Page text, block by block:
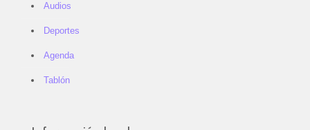
Audios
Deportes
Agenda
Tablón